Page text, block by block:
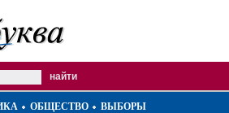
ОБЩЕСТВО
ВЫБОРЫ